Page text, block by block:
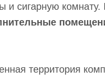
и сигарную
территория